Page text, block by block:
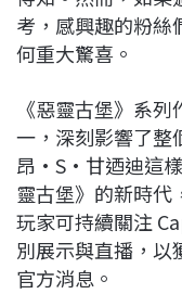
考，感興趣的粉絲
何重大驚喜。
《惡靈古堡》系
一，深刻影響了整
昂·S·甘迺迪這
靈古堡》的新時代
玩家可持續關注
別展示與直播，以
官方消息。